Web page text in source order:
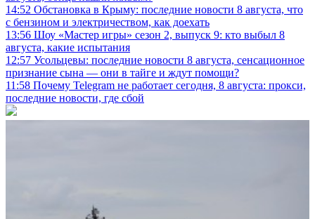
14:52 Обстановка в Крыму: последние новости 8 августа, что
с бензином и электричеством, как доехать
13:56 Шоу «Мастер игры» сезон 2, выпуск 9: кто выбыл 8
августа, какие испытания
12:57 Усольцевы: последние новости 8 августа, сенсационное
признание сына — они в тайге и ждут помощи?
11:58 Почему Telegram не работает сегодня, 8 августа: прокси,
последние новости, где сбой